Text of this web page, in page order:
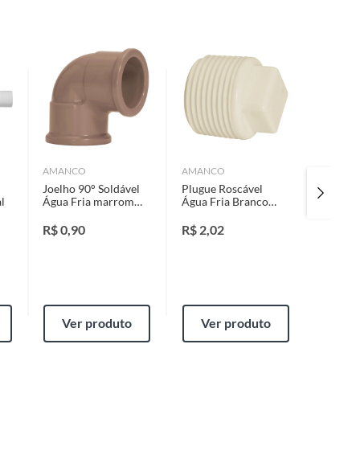
AMANCO
Joelho 90° Soldável
Água Fria marrom
R$0,90
Ver produto
AMANCO
Plugue Roscável
Água Fria Branco
R$ 2,02
Ver produto
Plugue
Água